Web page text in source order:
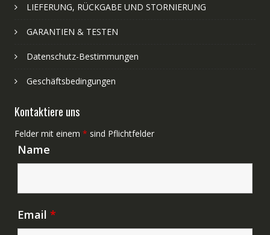
LIEFERUNG, RÜCKGABE UND STORNIERUNG
GARANTIEN & TESTEN
Datenschutz-Bestimmungen
Geschäftsbedingungen
Kontaktiere uns
Felder mit einem * sind Pflichtfelder
Name
Email *